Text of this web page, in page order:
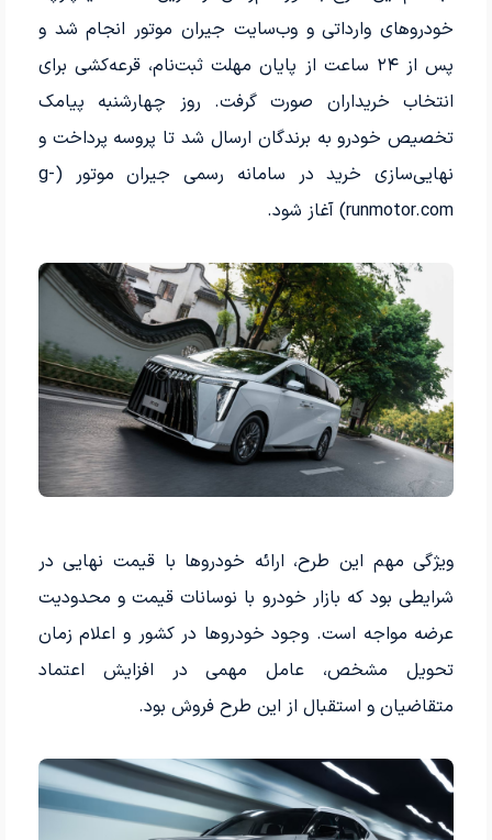
خودروهای وارداتی و وب‌سایت جیران موتور انجام شد و
پس از ۲۴ ساعت از پایان مهلت ثبت‌نام، قرعه‌کشی برای
انتخاب خریداران صورت گرفت. روز چهارشنبه پیامک
تخصیص خودرو به برندگان ارسال شد تا پروسه پرداخت و
نهایی‌سازی خرید در سامانه رسمی جیران موتور (g-
runmotor.com) آغاز شود.
ویژگی مهم این طرح، ارائه خودروها با قیمت نهایی در
شرایطی بود که بازار خودرو با نوسانات قیمت و محدودیت
عرضه مواجه است. وجود خودروها در کشور و اعلام زمان
تحویل مشخص، عامل مهمی در افزایش اعتماد
متقاضیان و استقبال از این طرح فروش بود.